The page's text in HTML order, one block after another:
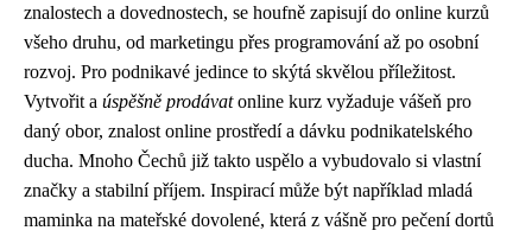
znalostech a dovednostech, se houfně zapisují do online kurzů
všeho druhu, od marketingu přes programování až po osobní
rozvoj. Pro podnikavé jedince to skýtá skvělou příležitost.
Vytvořit a úspěšně prodávatonline kurz vyžaduje vášeň pro
daný obor, znalost online prostředí a dávku podnikatelského
ducha. Mnoho Čechů již takto uspělo a vybudovalo si vlastní
značky a stabilní příjem. Inspirací může být například mladá
maminka na mateřské dovolené, která z vášně pro pečení dortů